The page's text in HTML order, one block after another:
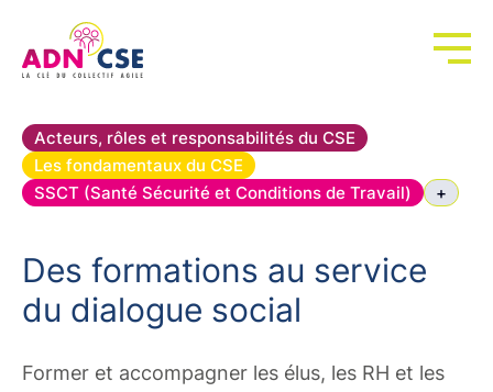
Acteurs, rôles et responsabilités du CSE
Les fondamentaux du CSE
SSCT (Santé Sécurité et Conditions de Travail)
+
Des formations au service
du dialogue social
Former et accompagner les élus, les RH et les